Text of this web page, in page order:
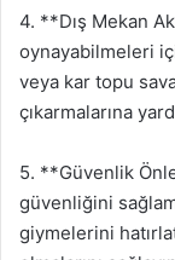
4. **Dış Mekan
oynayabilmeleri
veya kar topu
çıkarmalarına
5. **Güvenlik
güvenliğini
giymelerini